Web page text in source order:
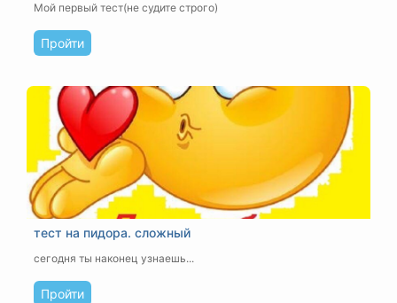
Мой первый тест(не судите строго)
Пройти
тест на пидора. сложный
сегодня ты наконец узнаешь...
Пройти